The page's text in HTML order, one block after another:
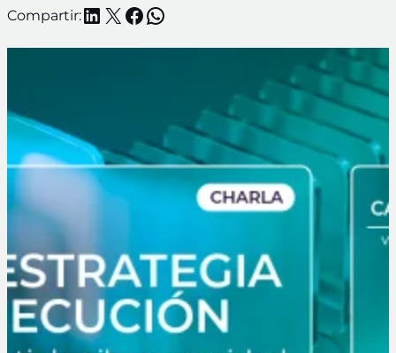
Compartir:LinkedIn
X Facebook
WhatsApp